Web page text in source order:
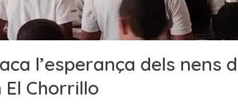
l’esperança dels
Chorrillo